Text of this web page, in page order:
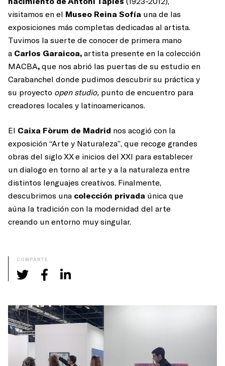
visitamos en el Museo Reina Sofía una de las
exposiciones más completas dedicadas al artista.
Tuvimos la suerte de conocer de primera mano
a Carlos Garaicoa, artista presente en la colección
MACBA, que nos abrió las puertas de su estudio en
Carabanchel donde pudimos descubrir su práctica y
su proyecto open studio, punto de encuentro para
creadores locales y latinoamericanos.
El Caixa Fòrum de Madrid nos acogió con la
exposición “Arte y Naturaleza”, que recoge grandes
obras del siglo XX e inicios del XXI para establecer
un dialogo en torno al arte y a la naturaleza entre
distintos lenguajes creativos. Finalmente,
descubrimos una colección privada única que
aúna la tradición con la modernidad del arte
creando un entorno muy singular.
COMPARTE